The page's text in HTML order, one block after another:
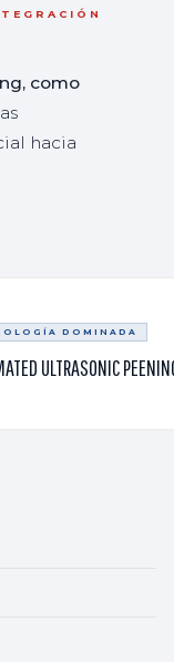
como
hacia
DOMINADA
ULTRASONIC